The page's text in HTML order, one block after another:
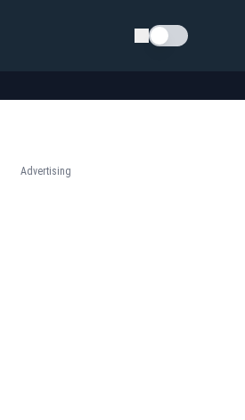
Schimba tema
Advertising